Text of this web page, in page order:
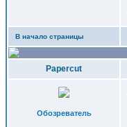
В начало страницы
Papercut
Обозреватель